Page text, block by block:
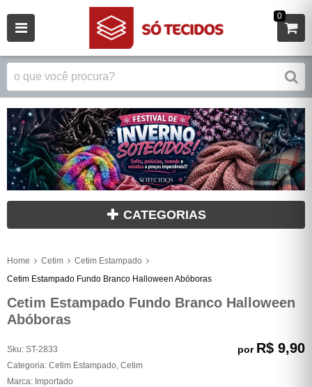
0
CATEGORIAS
Home Cetim
Cetim Estampado
Cetim Estampado Fundo Branco Halloween Abóboras
Cetim Estampado Fundo Branco Halloween
Abóboras
Sku: ST-2833
Categoria: Cetim Estampado Cetim
Marca: Importado
por R$ 9,90